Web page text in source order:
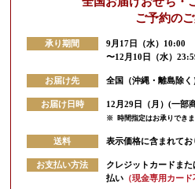
ご予約の
承り期間
9月17日（水）10:00
〜12月10日（水）
お届け先 全国（沖縄・離島除
お届け日時 12月29日（月）(一部
※ 時間指定はお承りできま
送料 表示価格に含まれてお
お支払い方法
クレジットカードま
払い（現金専用カード